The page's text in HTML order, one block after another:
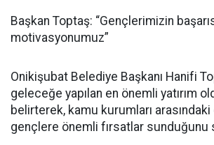
Başkan Toptaş: “Gençlerimizin
motivasyonumuz”
Onikişubat Belediye Başkanı Hanifi
geleceğe yapılan en önemli yatırım
belirterek, kamu kurumları
gençlere önemli fırsatlar sunduğunu